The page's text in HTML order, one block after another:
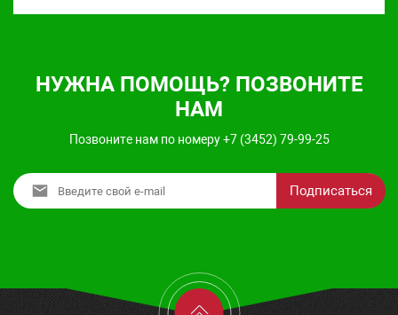
НУЖНА ПОМОЩЬ? ПОЗВОНИТЕ
НАМ
Позвоните нам по номеру +7 (3452) 79-99-25
Подписаться